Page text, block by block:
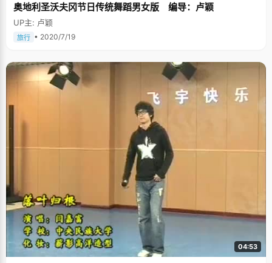
奥地利圣沃夫冈节日传统舞蹈男女版 编导：卢颖
UP主: 卢颖
旅行 • 2020/7/19
04:53